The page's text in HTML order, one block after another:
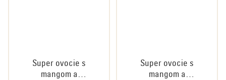
Super ovocie s
mangom a
Super ovocie s
mangom a